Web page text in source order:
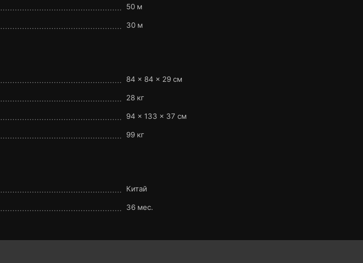
50 м
30 м
84 × 84 × 29 см
28 кг
94 × 133 × 37 см
99 кг
Китай
36 мес.